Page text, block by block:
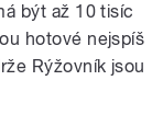
být až 10 tisíc
hotové nejspíš
Rýžovník jsou